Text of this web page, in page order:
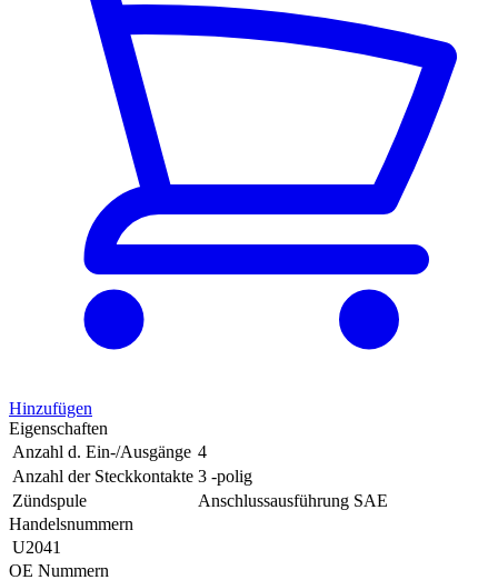
Hinzufügen
Eigenschaften
Anzahl d. Ein-/Ausgänge 4
Anzahl der Steckkontakte 3 -polig
Zündspule
Anschlussausführung SAE
Handelsnummern
U2041
OE Nummern